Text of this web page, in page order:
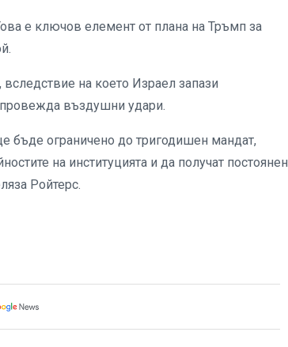
е ключов елемент от плана на Тръмп за
на което Израел запази
провежда въздушни удари.
бъде ограничено до тригодишен мандат,
на институцията и да получат постоянен
Ройтерс.